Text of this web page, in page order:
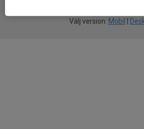
Välj version: Mobil